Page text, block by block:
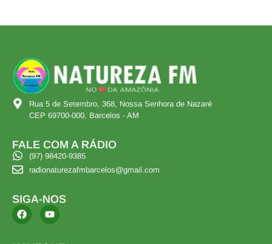
Rua 5 de Setembro, 368, Nossa Senhora de Nazaré
CEP 69700-000, Barcelos - AM
FALE COM A RÁDIO
(97) 98420-9385
radionaturezafmbarcelos@gmail.com
SIGA-NOS